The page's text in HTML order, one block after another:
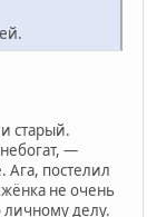
старый.
—
Ага, постелил
не очень
личному делу.